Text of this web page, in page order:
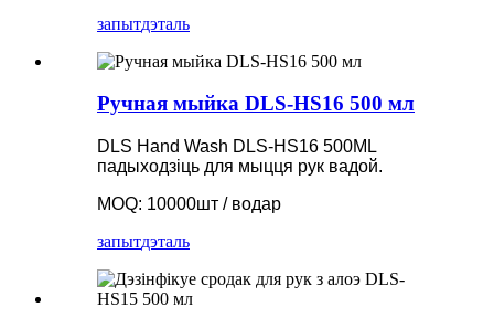
запытдэталь
Ручная мыйка DLS-HS16 500 мл
DLS Hand Wash DLS-HS16 500ML
падыходзіць для мыцця рук вадой.
MOQ: 10000шт / водар
запытдэталь